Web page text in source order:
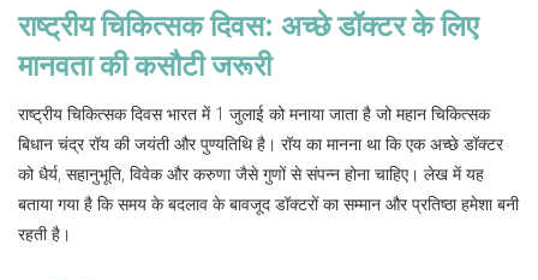
राष्ट्रीय चिकित्सक दिवस: अच्छे डॉक्टर के लिए
मानवता की कसौटी जरूरी
राष्ट्रीय चिकित्सक दिवस भारत में 1 जुलाई को मनाया जाता है जो महान चिकित्सक
बिधान चंद्र रॉय की जयंती और पुण्यतिथि है। रॉय का मानना था कि एक अच्छे डॉक्टर
को धैर्य, सहानुभूति, विवेक और करुणा जैसे गुणों से संपन्न होना चाहिए। लेख में यह
बताया गया है कि समय के बदलाव के बावजूद डॉक्टरों का सम्मान और प्रतिष्ठा हमेशा बनी
रहती है।